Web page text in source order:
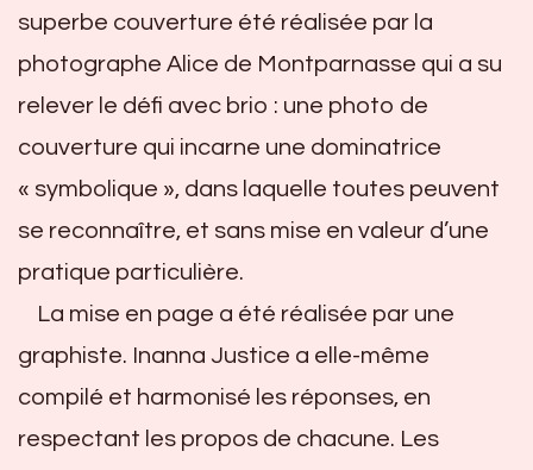
superbe couverture été réalisée par la
photographe Alice de Montparnasse qui a su
relever le défi avec brio : une photo de
couverture qui incarne une dominatrice
« symbolique », dans laquelle toutes peuvent
se reconnaître, et sans mise en valeur d’une
pratique particulière.
La mise en page a été réalisée par une
graphiste. Inanna Justice a elle-même
compilé et harmonisé les réponses, en
respectant les propos de chacune. Les